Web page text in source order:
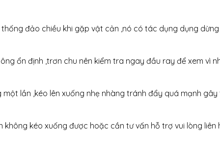
đảo chiều khi gặp vật cản ,nó có tác dụng dụng
ổn định ,trơn chu nên kiểm tra ngay đầu ray để xem vì
lần ,kéo lên xuống nhẹ nhàng tránh đẩy quá mạnh gây
kéo xuống được hoặc cần tư vấn hỗ trợ vui lòng liên